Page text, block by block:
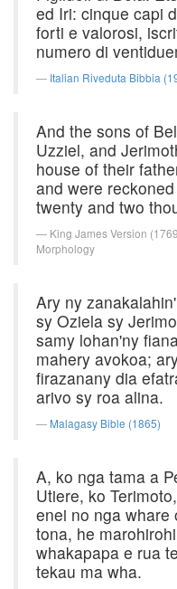
ed Iri: cinque capi
forti e valorosi,
numero di
Italian Riveduta Bibbia
And the sons of
Uzziel, and
house of their
and were
twenty and two
King James Version
Morphology
Ary ny
sy Oziela sy
samy lohan'ny
mahery avokoa;
firazanany dia
arivo sy roa alina.
Malagasy Bible (1865)
A, ko nga tama a
Utiere, ko
enei no nga whare
tona, he
whakapapa e rua
tekau ma wha.